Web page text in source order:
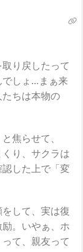
り戻したって
でしょ…まぁ来
ちは本物の
焦らせて、
り、サクラは
した上で「変
して、実は復
。いやぁ、ホ
て、親友って